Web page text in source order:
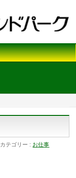
カテゴリー : お仕事